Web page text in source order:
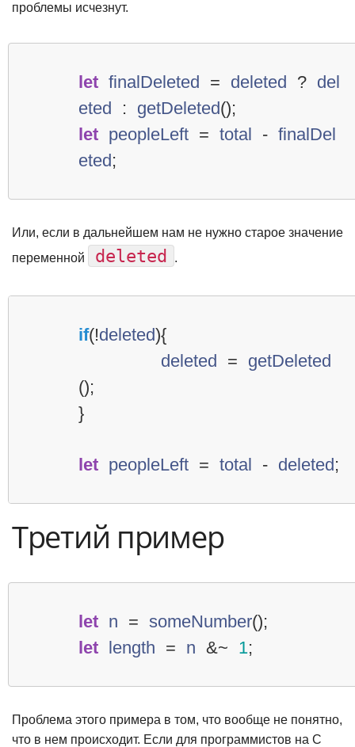
проблемы исчезнут.
let finalDeleted = deleted ? del
eted
: getDeleted();
let peopleLeft = total - finalDel
eted;
Или, если в дальнейшем нам не нужно старое значение
переменной
deleted .
if(!deleted){
deleted = getDeleted
();
}
let peopleLeft = total - deleted;
Третий пример
let n = someNumber();
let length = n &~ 1;
Проблема этого примера в том, что вообще не понятно,
что в нем происходит. Если для программистов на С